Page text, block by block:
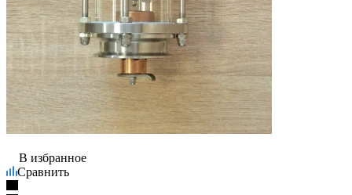
В избранное
Сравнить